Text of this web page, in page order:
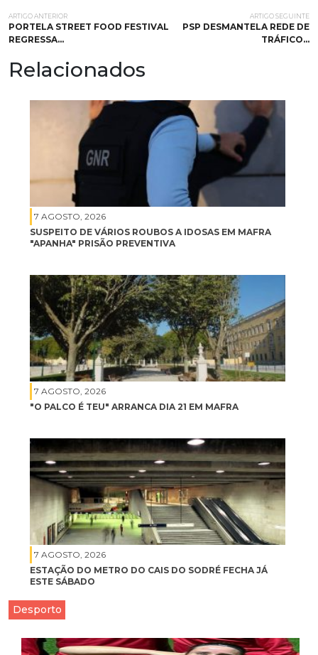
ARTIGO ANTERIOR
PORTELA STREET FOOD FESTIVAL
REGRESSA…
ARTIGO SEGUINTE
PSP DESMANTELA REDE DE
TRÁFICO…
Relacionados
7 AGOSTO, 2026
SUSPEITO DE VÁRIOS ROUBOS A IDOSAS EM MAFRA
"APANHA" PRISÃO PREVENTIVA
7 AGOSTO, 2026
"O PALCO É TEU" ARRANCA DIA 21 EM MAFRA
7 AGOSTO, 2026
ESTAÇÃO DO METRO DO CAIS DO SODRÉ FECHA JÁ
ESTE SÁBADO
Desporto